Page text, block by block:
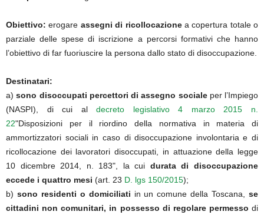
Obiettivo: erogare assegni di ricollocazionea copertura totale o
parziale delle spese di iscrizione a percorsi formativi che hanno
l’obiettivo di far fuoriuscire la persona dallo stato di disoccupazione.
Destinatari:
a)sono disoccupati percettori di assegno socialeper l’Impiego
(NASPI), di cui aldecreto legislativo 4 marzo 2015 n.
22"Disposizioni per il riordino della normativa in materia di
ammortizzatori sociali in caso di disoccupazione involontaria e di
ricollocazione dei lavoratori disoccupati, in attuazione della legge
10 dicembre 2014, n. 183", la cui durata di disoccupazione
eccede i quattro mesi (art. 23 D. lgs 150/2015);
b) sono residenti o domiciliati in un comune della Toscana,se
cittadini non comunitari, in possesso di regolare permesso di